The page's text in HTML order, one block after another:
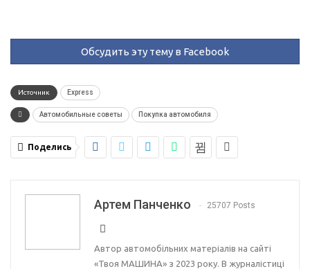
Обсудить эту тему в Facebook
Источник Express
Автомобильные советы Покупка автомобиля
Поделись
Артем Панченко 25707 Posts
Автор автомобільних матеріалів на сайті
«Твоя МАШИНА» з 2023 року. В журналістиці